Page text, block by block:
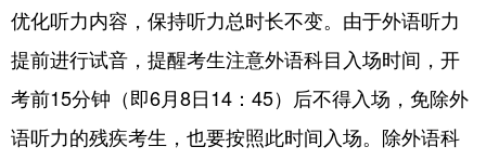
优化听力内容，保持听力总时长不变。由于外语听力
提前进行试音，提醒考生注意外语科目入场时间，开
考前15分钟（即6月8日14：45）后不得入场，免除外
语听力的残疾考生，也要按照此时间入场。除外语科